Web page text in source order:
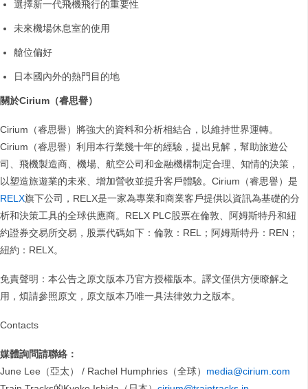
選擇新一代飛機飛行的重要性
未來機場休息室的使用
艙位偏好
日本國內外的熱門目的地
關於Cirium （睿思譽）
Cirium（睿思譽）將強大的資料和分析相結合，以維持世界運轉。
Cirium（睿思譽）利用本行業幾十年的經驗，提出見解，幫助旅遊公
司、飛機製造商、機場、航空公司和金融機構制定合理、知情的決策，
以塑造旅遊業的未來、增加營收並提升客戶體驗。Cirium（睿思譽）是
RELX旗下公司，RELX是一家為專業和商業客戶提供以資訊為基礎的分
析和決策工具的全球供應商。RELX PLC股票在倫敦、阿姆斯特丹和紐
約證券交易所交易，股票代碼如下：倫敦：REL；阿姆斯特丹：REN；
紐約：RELX。
免責聲明：本公告之原文版本乃官方授權版本。譯文僅供方便瞭解之
用，煩請參照原文，原文版本乃唯一具法律效力之版本。
Contacts
媒體詢問請聯絡：
June Lee（亞太） / Rachel Humphries（全球） media@cirium.com